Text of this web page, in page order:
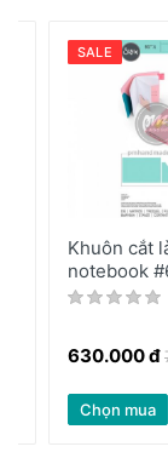
- Thành
CARB
Lasting
- Số lượng :
SALE
Khuôn cắt
notebook
630.000 đ
Chọn mua